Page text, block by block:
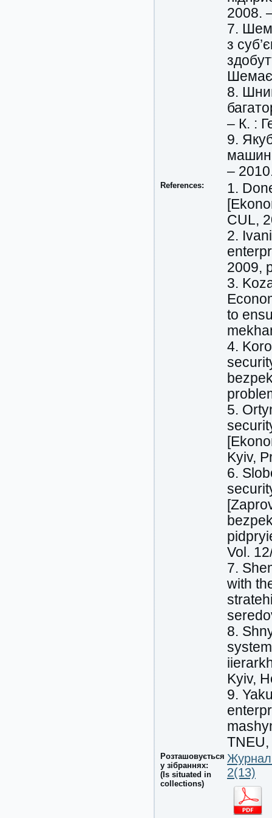
2008.
7.
з
8.
– К. :
9.
–
References:
1.
CUL,
2.
2009,
3.
to
4.
5.
Kyiv,
6.
Vol.
7.
with
8.
Kyiv,
9.
Розташовується
у зібраннях:
(Is situated in
collections)
Журнал
2(13)